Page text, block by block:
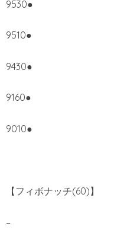
9530●
9510●
9430●
9160●
9010●
【フィボナッチ(60)】
–